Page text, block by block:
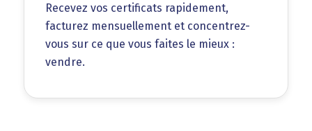
Recevez vos certificats rapidement,
facturez mensuellement et concentrez-
vous sur ce que vous faites le mieux :
vendre.